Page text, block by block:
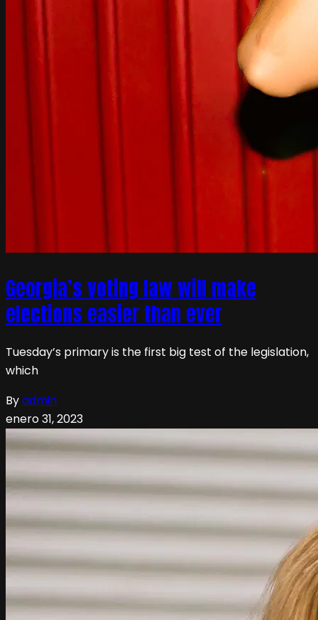
Georgia’s voting law will make
elections easier than ever
Tuesday’s primary is the first big test of the legislation,
which
Byadmin
enero 31, 2023